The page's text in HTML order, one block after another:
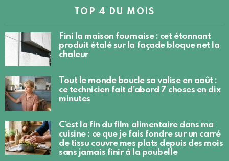
TOP 4 DU MOIS
Fini la maison fournaise : cet étonnant
produit étalé sur la façade bloque net la
chaleur
Tout le monde boucle sa valise en août :
ce technicien fait d’abord 7 choses en dix
minutes
C’est la fin du film alimentaire dans ma
cuisine : ce que je fais fondre sur un carré
de tissu couvre mes plats depuis des mois
sans jamais finir à la poubelle